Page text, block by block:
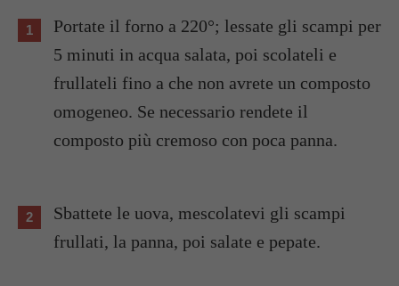
Portate il forno a 220°; lessate gli scampi per
5 minuti in acqua salata, poi scolateli e
frullateli fino a che non avrete un composto
omogeneo. Se necessario rendete il
composto più cremoso con poca panna.
Sbattete le uova, mescolatevi gli scampi
frullati, la panna, poi salate e pepate.